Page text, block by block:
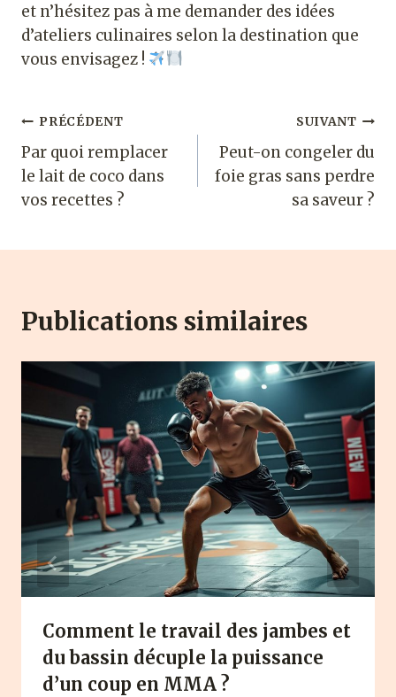
et n’hésitez pas à me demander des idées
d’ateliers culinaires selon la destination que
vous envisagez !
Navigation
de
l’article
PRÉCÉDENT
Par quoi remplacer
le lait de coco dans
vos recettes ?
SUIVANT
Peut-on congeler du
foie gras sans perdre
sa saveur ?
Publications similaires
Comment le travail des jambes et
du bassin décuple la puissance
d’un coup en MMA ?